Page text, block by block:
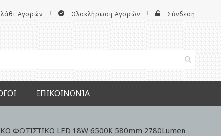
Αγορών Ολοκλήρωση Αγορών Σύνδεση
ΕΠΙΚΟΙΝΩΝΊΑ
ΦΩΤΙΣΤΙΚΟ LED 18W 6500K 580mm 2780Lumen